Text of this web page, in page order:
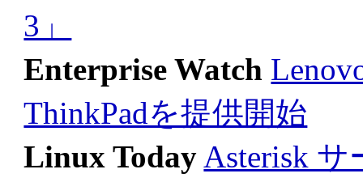
3」
Enterprise Watch
ThinkPadを提供開始
Linux Today Asterisk